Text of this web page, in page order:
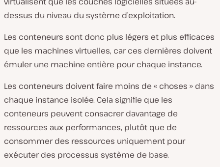
dessus du niveau du système d’exploitation.
Les conteneurs sont donc plus légers et plus efficaces
que les machines virtuelles, car ces dernières doivent
émuler une machine entière pour chaque instance.
Les conteneurs doivent faire moins de « choses » dans
chaque instance isolée. Cela signifie que les
conteneurs peuvent consacrer davantage de
ressources aux performances, plutôt que de
consommer des ressources uniquement pour
exécuter des processus système de base.